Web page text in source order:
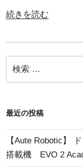
“オ
サ
リ
ン
グ
は？”
続きを読む
索:
最近の投稿
【Aute Robotic】
搭載機 EVO 2